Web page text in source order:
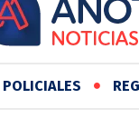
POLICIALES